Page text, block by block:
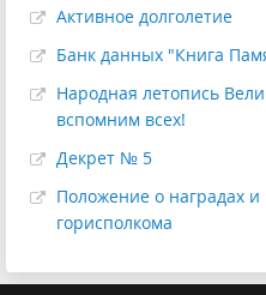
Активное долголетие
Банк данных "Книга
Народная летопись
вспомним всех!
Декрет № 5
Положение о наградах
горисполкома